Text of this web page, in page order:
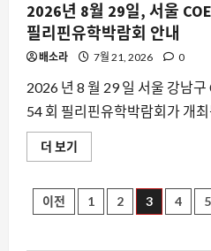
대
해
더
읽
어
기
2026년 8월 29일, 서울
필리핀유학박람회 안내
배소라 7월 21, 2026 0
2026 년 8 월 29 일 서울 강남구
54 회 필리핀유학박람회가 개
더 보기
년
29
일,
서
글
페
이전 1 2 3 4 5
4 8월 9, 2026
요즘뜨는소식
는가
8월 9, 2026
맥에서 스팀
춘다면, 애